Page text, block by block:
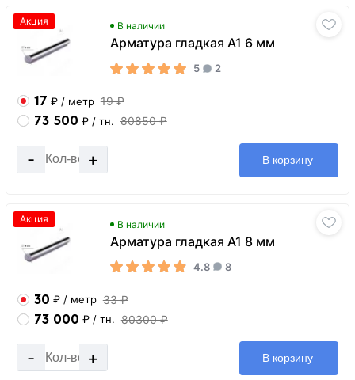
В наличии
Арматура гладкая А1 6 мм
5 2
Акция
17 ₽ / метр 19 ₽
73 500 ₽ / тн. 80850 ₽
- + В корзину
В наличии
Арматура гладкая А1 8 мм
4.8 8
Акция
30 ₽ / метр 33 ₽
73 000 ₽ / тн. 80300 ₽
- + В корзину